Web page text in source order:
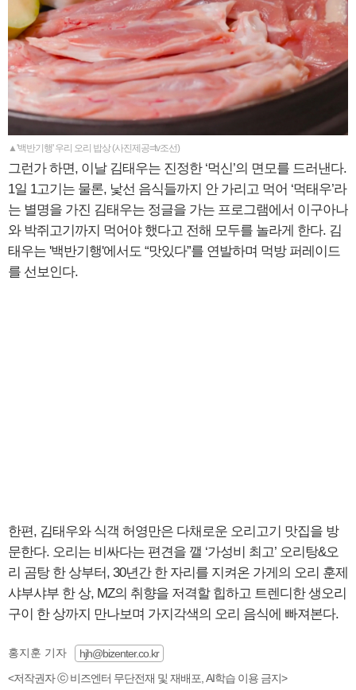
▲'백반기행' 우리 오리 밥상 (사진제공=tv조선)
그런가 하면, 이날 김태우는 진정한 ‘먹신’의 면모를 드러낸다.
1일 1고기는 물론, 낯선 음식들까지 안 가리고 먹어 ‘먹태우’라
는 별명을 가진 김태우는 정글을 가는 프로그램에서 이구아나
와 박쥐고기까지 먹어야 했다고 전해 모두를 놀라게 한다. 김
태우는 '백반기행'에서도 “맛있다”를 연발하며 먹방 퍼레이드
를 선보인다.
한편, 김태우와 식객 허영만은 다채로운 오리고기 맛집을 방
문한다. 오리는 비싸다는 편견을 깰 ‘가성비 최고’ 오리탕&오
리 곰탕 한 상부터, 30년간 한 자리를 지켜온 가게의 오리 훈제
샤부샤부 한 상, MZ의 취향을 저격할 힙하고 트렌디한 생오리
구이 한 상까지 만나보며 가지각색의 오리 음식에 빠져본다.
홍지훈 기자
hjh@bizenter.co.kr
<저작권자 ⓒ 비즈엔터 무단전재 및 재배포, AI학습 이용 금지>